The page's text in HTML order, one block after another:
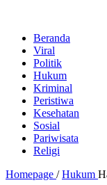
Beranda
Viral
Politik
Hukum
Kriminal
Peristiwa
Kesehatan
Sosial
Pariwisata
Religi
Homepage / Hukum